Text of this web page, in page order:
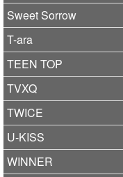
Sweet Sorrow
T-ara
TEEN TOP
TVXQ
TWICE
U-KISS
WINNER